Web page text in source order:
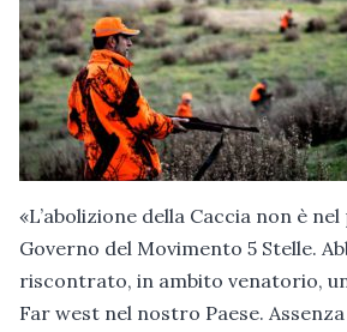
«L’abolizione della Caccia non è
Governo del Movimento 5 Stelle.
riscontrato, in ambito venatorio,
Far west nel nostro Paese.